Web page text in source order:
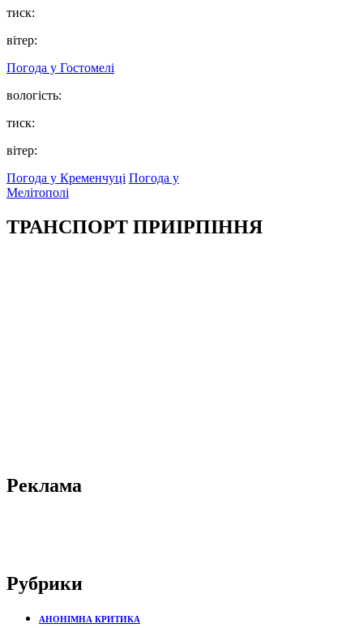
тиск:
вітер:
Погода у Гостомелі
вологість:
тиск:
вітер:
Погода у Кременчуці Погода у
Мелітополі
ТРАНСПОРТ ПРИІРПІННЯ
Реклама
Рубрики
АНОНІМНА КРИТИКА